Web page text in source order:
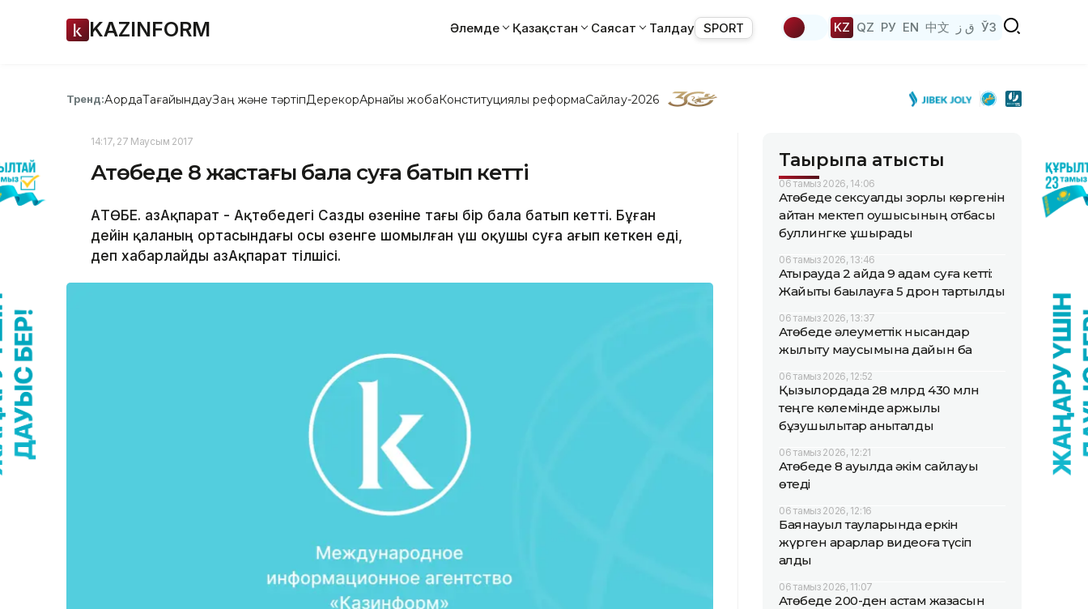
KAZINFORM Әлемде Қазақстан Саясат Талдау SPORT KZ QZ РУ EN 中文 ق ز ЎЗ
Тренд:АқордаТағайындауЗаң және тәртіпДерекқорАрнайы жобаКонституциялық реформаСайлау-2026
14:17, 27 Маусым 2017
Ақтөбеде 8 жастағы бала суға батып кетті
АҚТӨБЕ. ҚазАқпарат - Ақтөбедегі Сазды өзеніне тағы бір бала батып кетті. Бұған
дейін қаланың ортасындағы осы өзенге шомылған үш оқушы суға ағып кеткен еді,
деп хабарлайды ҚазАқпарат тілшісі.
Тақырыпқа қатысты
06 тамыз 2026, 14:06
Ақтөбеде сексуалдық зорлық көргенін
айтқан мектеп оқушысының отбасы
буллингке ұшырады
06 тамыз 2026, 13:46
Атырауда 2 айда 9 адам суға кетті:
Жайықты бақылауға 5 дрон тартылды
06 тамыз 2026, 13:37
Ақтөбеде әлеуметтік нысандар
жылыту маусымына дайын ба
06 тамыз 2026, 12:52
Қызылордада 28 млрд 430 млн
теңге көлемінде қаржылық
бұзушылықтар анықталды
06 тамыз 2026, 12:21
Ақтөбеде 8 ауылда әкім сайлауы
өтеді
06 тамыз 2026, 12:16
Баянауыл тауларында еркін
жүрген арқарлар видеоға түсіп
қалды
06 тамыз 2026, 11:07
Ақтөбеде 200-ден астам жазасын